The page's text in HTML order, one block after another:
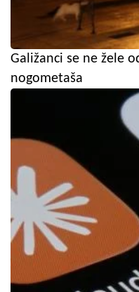
Galižanci se ne žele
nogometaša